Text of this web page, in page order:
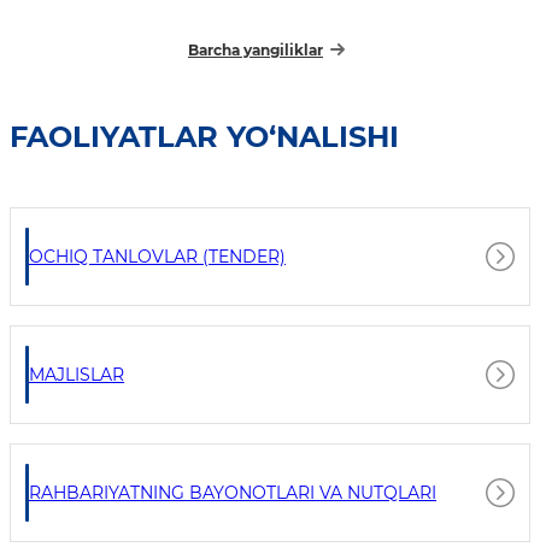
Barcha yangiliklar
FAOLIYATLAR YO‘NALISHI
OCHIQ TANLOVLAR (TENDER)
MAJLISLAR
RAHBARIYATNING BAYONOTLARI VA NUTQLARI